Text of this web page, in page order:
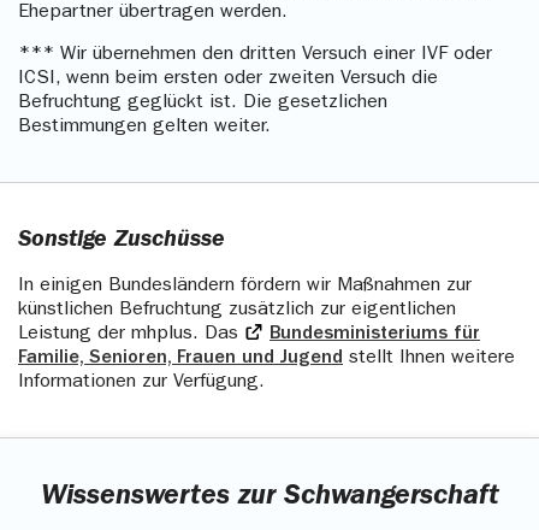
Ehepartner übertragen werden.
*** Wir übernehmen den dritten Versuch einer IVF oder
ICSI, wenn beim ersten oder zweiten Versuch die
Befruchtung geglückt ist. Die gesetzlichen
Bestimmungen gelten weiter.
Sonstige Zuschüsse
In einigen Bundesländern fördern wir Maßnahmen zur
künstlichen Befruchtung zusätzlich zur eigentlichen
Leistung der mhplus. Das
Bundesministeriums für
Familie, Senioren, Frauen und Jugend stellt Ihnen weitere
Informationen zur Verfügung.
Wissenswertes zur Schwangerschaft